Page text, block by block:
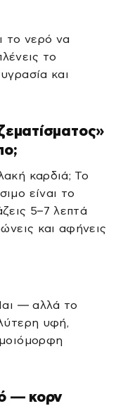
το νερό να
το
και
καρδιά; Το
είναι το
5–7 λεπτά
και αφήνεις
— αλλά το
υφή,
— κορν